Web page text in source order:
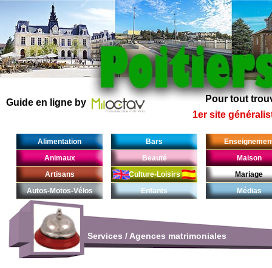
Pour tout
1er site
Guide en ligne by
Alimentation
Animaux
Artisans
Autos-Motos-Vélos
Bars
Beauté
Culture-Loisirs
Enfants
Maison
Mariage
Médias
Services / Agences matrimoniales